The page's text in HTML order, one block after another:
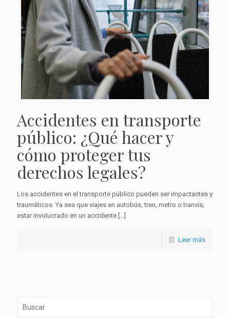
Accidentes en transporte
público: ¿Qué hacer y
cómo proteger tus
derechos legales?
Los accidentes en el transporte público pueden ser impactantes y
traumáticos. Ya sea que viajes en autobús, tren, metro o tranvía,
estar involucrado en un accidente
Leer más